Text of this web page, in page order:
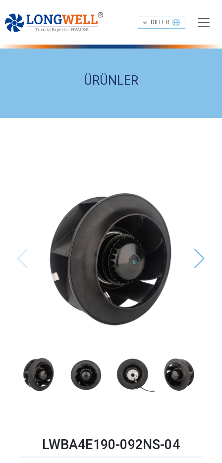
DILLER
ÜRÜNLER
LWBA4E190-092NS-04